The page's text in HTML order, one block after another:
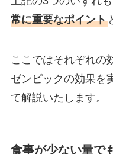
常に重要なポイント
ここではそれぞれの
ゼンピックの効果を
て解説いたします。
食事が少ない量で